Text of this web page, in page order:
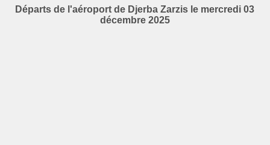
Départs de l'aéroport de Djerba Zarzis le mercredi 03
décembre 2025